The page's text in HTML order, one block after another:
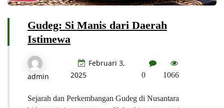
Gudeg: Si Manis dari Daerah
Istimewa
admin
Februari 3,
2025
0 1066
Sejarah dan Perkembangan Gudeg di Nusantara